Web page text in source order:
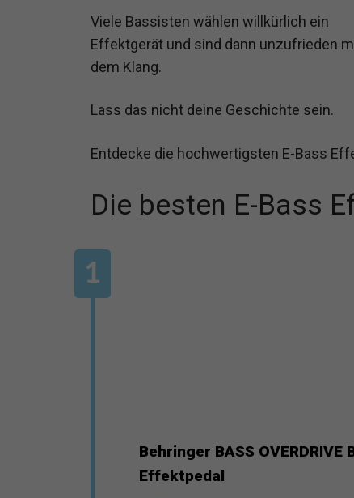
Viele Bassisten wählen willkürlich ein
Effektgerät und sind dann unzufrieden
dem Klang.
Lass das nicht deine Geschichte sein.
Entdecke die hochwertigsten E-Bass
Die besten E-Bass
Behringer BASS
Effektpedal